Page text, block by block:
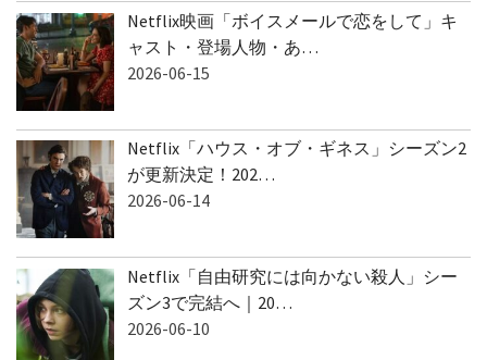
Netflix映画「ボイスメールで恋をして」キ
ャスト・登場人物・あ…
2026-06-15
Netflix「ハウス・オブ・ギネス」シーズン2
が更新決定！202…
2026-06-14
Netflix「自由研究には向かない殺人」シー
ズン3で完結へ｜20…
2026-06-10